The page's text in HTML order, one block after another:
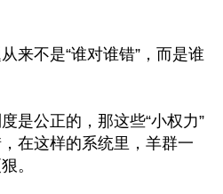
来不是“谁对谁错”，而是谁
是公正的，那这些“小权力”
在这样的系统里，羊群一
。